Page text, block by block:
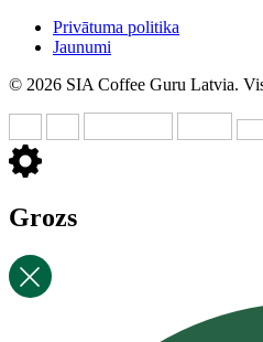
Privātuma politika
Jaunumi
© 2026 SIA Coffee Guru Latvia.
Grozs